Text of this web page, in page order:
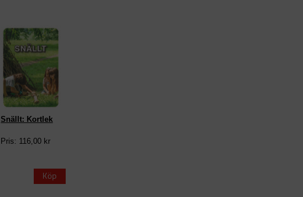
Snällt: Kortlek
Pris: 116,00 kr
Köp